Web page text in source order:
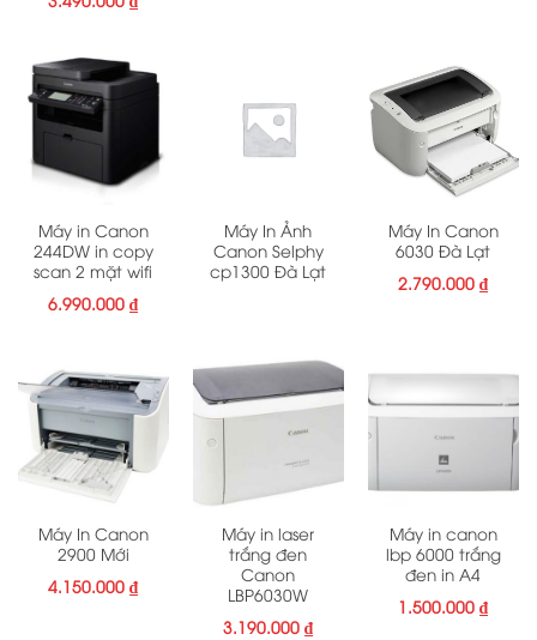
Máy in Canon
244DW in copy
scan 2 mặt wifi
6.990.000₫
Máy In Ảnh
Canon Selphy
cp1300 Đà Lạt
Máy In Canon
6030 Đà Lạt
2.790.000₫
Máy In Canon
2900 Mới
4.150.000₫
Máy in laser
trắng đen
Canon
LBP6030W
3.190.000₫
Máy in canon
lbp 6000 trắng
đen in A4
1.500.000₫